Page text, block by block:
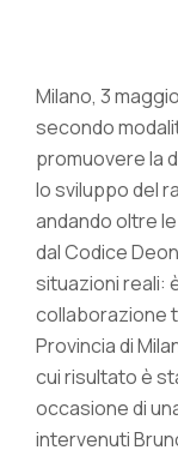
Milano, 3
secondo
promuovere la
lo sviluppo del
andando oltre
dal Codice
situazioni reali:
collaborazione
Provincia di
cui risultato è
occasione di
intervenuti